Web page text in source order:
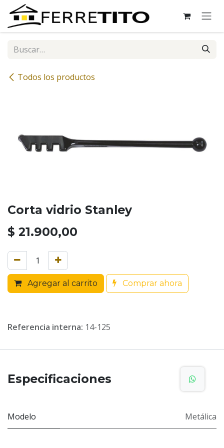
Ir al contenido
Todos los productos
Corta vidrio Stanley
$ 21.900,00
Agregar al carrito Comprar ahora
Referencia interna: 14-125
Especificaciones
Modelo Metálica